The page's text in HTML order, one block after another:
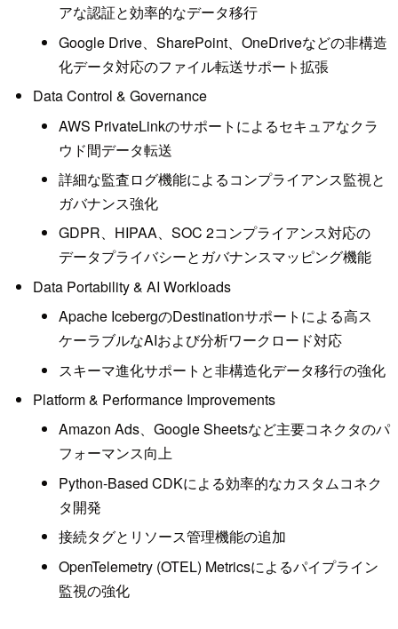
アな認証と効率的なデータ移行
Google Drive、SharePoint、OneDriveなどの非構造
化データ対応のファイル転送サポート拡張
Data Control & Governance
AWS PrivateLinkのサポートによるセキュアなクラ
ウド間データ転送
詳細な監査ログ機能によるコンプライアンス監視と
ガバナンス強化
GDPR、HIPAA、SOC 2コンプライアンス対応の
データプライバシーとガバナンスマッピング機能
Data Portability & AI Workloads
Apache IcebergのDestinationサポートによる高ス
ケーラブルなAIおよび分析ワークロード対応
スキーマ進化サポートと非構造化データ移行の強化
Platform & Performance Improvements
Amazon Ads、Google Sheetsなど主要コネクタのパ
フォーマンス向上
Python-Based CDKによる効率的なカスタムコネク
タ開発
接続タグとリソース管理機能の追加
OpenTelemetry (OTEL) Metricsによるパイプライン
監視の強化